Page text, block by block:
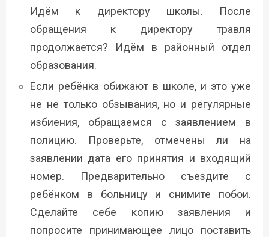
Идём к директору школы. После
обращения к директору травля
продолжается? Идём в районный отдел
образования.
Если ребёнка обижают в школе, и это уже
не не только обзывания, но и регулярные
избиения, обращаемся с заявлением в
полицию. Проверьте, отмечены ли на
заявлении дата его принятия и входящий
номер. Предварительно съездите с
ребёнком в больницу и снимите побои.
Сделайте себе копию заявления и
попросите принимающее лицо поставить